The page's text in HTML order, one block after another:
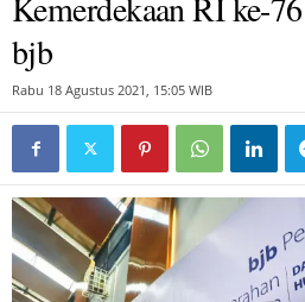
bjb
Rabu 18 Agustus 2021, 15:05 WIB